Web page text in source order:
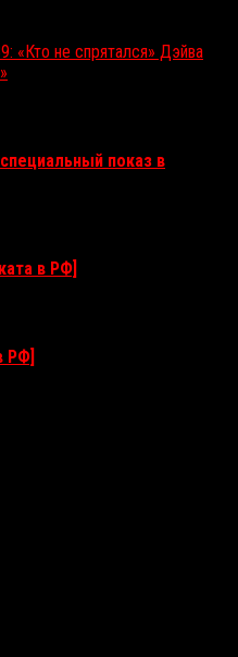
«Кто не спрятался» Дэйва
показ в
в РФ]
РФ]